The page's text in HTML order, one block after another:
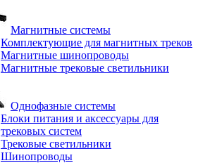
Магнитные системы
Комплектующие для магнитных треков
Магнитные шинопроводы
Магнитные трековые светильники
Однофазные системы
Блоки питания и аксессуары для
трековых систем
Трековые светильники
Шинопроводы